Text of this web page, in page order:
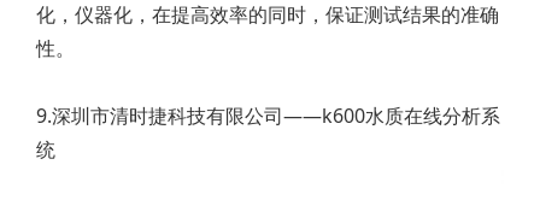
化，仪器化，在提高效率的同时，保证测试结果的准确
性。
9.深圳市清时捷科技有限公司——k600水质在线分析系
统